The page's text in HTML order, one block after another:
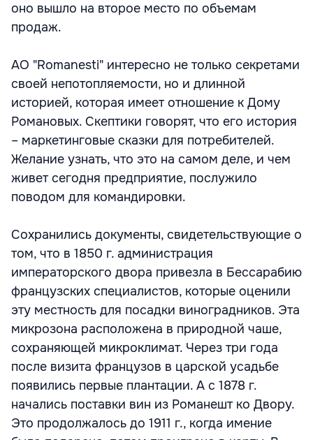
оно вышло на второе место по объемам
продаж.
АО "Romanesti" интересно не только секретами
своей непотопляемости, но и длинной
историей, которая имеет отношение к Дому
Романовых. Скептики говорят, что его история
– маркетинговые сказки для потребителей.
Желание узнать, что это на самом деле, и чем
живет сегодня предприятие, послужило
поводом для командировки.
Сохранились документы, свидетельствующие о
том, что в 1850 г. администрация
императорского двора привезла в Бессарабию
французских специалистов, которые оценили
эту местность для посадки виноградников. Эта
микрозона расположена в природной чаше,
сохраняющей микроклимат. Через три года
после визита французов в царской усадьбе
появились первые плантации. А с 1878 г.
начались поставки вин из Романешт ко Двору.
Это продолжалось до 1911 г., когда имение